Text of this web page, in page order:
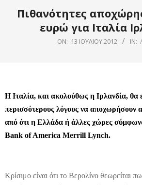
Πιθανότητες
ευρώ για Ιταλία
ON: 13 ΙΟΥΛΊΟΥ 2012 IN:
Η Ιταλία, και ακολούθως η Ιρλανδία, θα
περισσότερους λόγους να αποχωρήσουν
από ότι η Ελλάδα ή άλλες χώρες
Bank of America Merrill Lynch.
Κρίσιμο είναι ότι το Βερολίνο θεωρείται